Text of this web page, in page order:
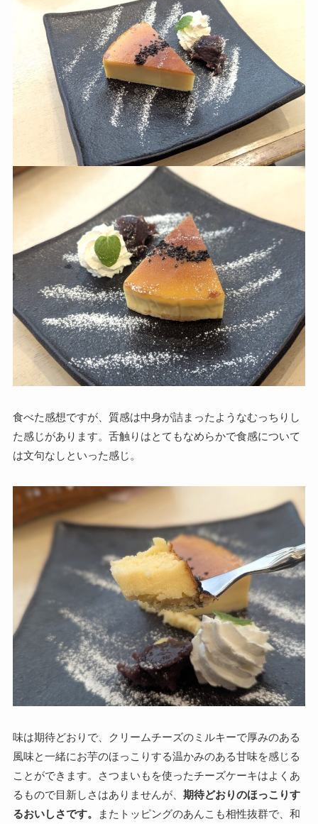
食べた感想ですが、質感は中身が詰まったようなむっちりし
た感じがあります。舌触りはとてもなめらかで食感について
は文句なしといった感じ。
味は期待どおりで、クリームチーズのミルキーで厚みのある
風味と一緒にお芋のほっこりする温かみのある甘味を感じる
ことができます。さつまいもを使ったチーズケーキはよくあ
るもので目新しさはありませんが、 期待どおりのほっこりす
るおいしさです。
またトッピングのあんこも相性抜群で、和